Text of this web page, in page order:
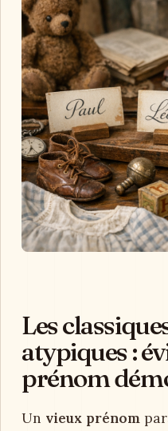
Les
atypiques :
prénom
Un vieux prénom